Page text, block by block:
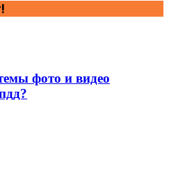
фото и видео